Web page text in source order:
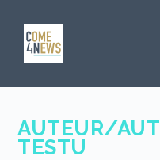
AUTEUR/
TESTU